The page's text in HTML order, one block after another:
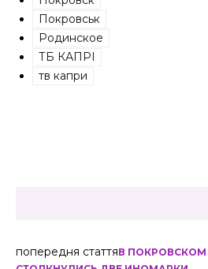
Покровськ
Родинское
ТБ КАПРІ
тв капри
попередня статтяВ ПОКРОВСКОМ